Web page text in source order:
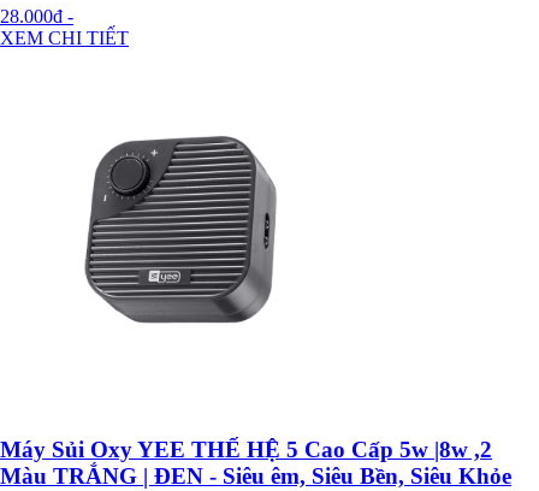
28.000đ -
XEM CHI TIẾT
Máy Sủi Oxy YEE THẾ HỆ 5 Cao Cấp 5w |8w ,2
Màu TRẮNG | ĐEN - Siêu êm, Siêu Bền, Siêu Khỏe